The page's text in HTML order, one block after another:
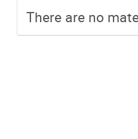
There are no